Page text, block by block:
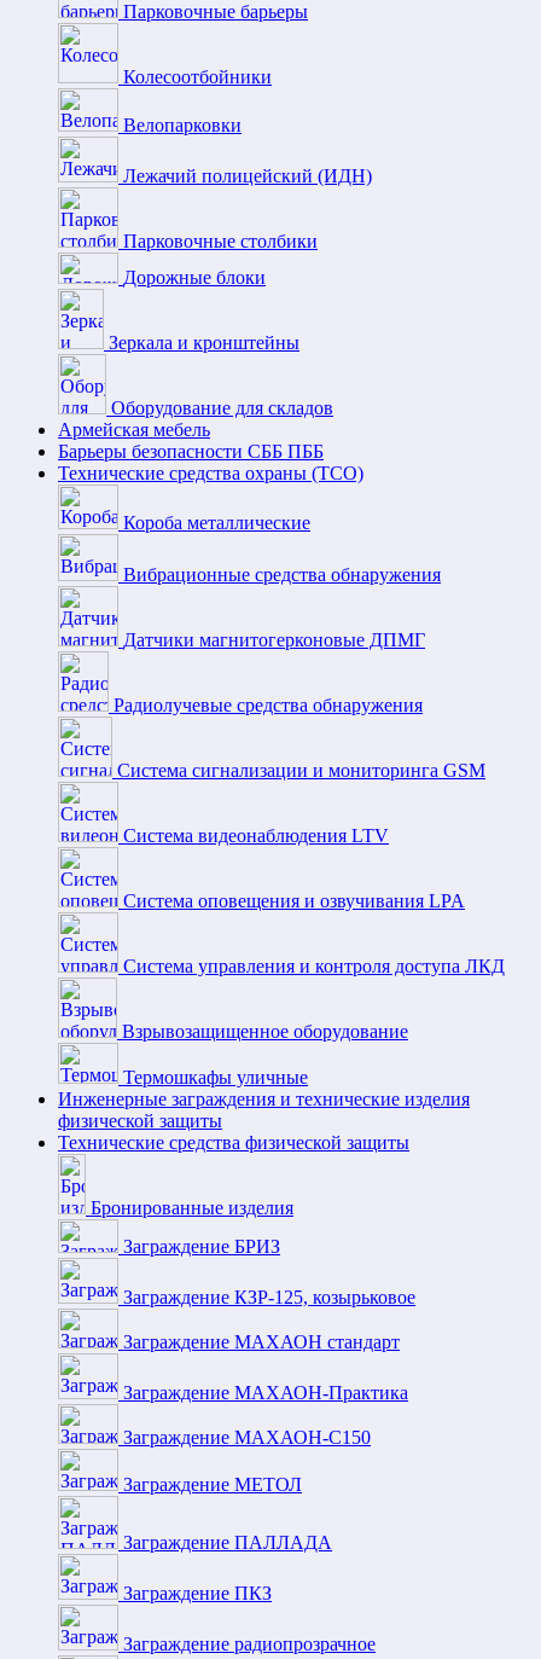
Парковочные барьеры
Колесоотбойники
Велопарковки
Лежачий полицейский (ИДН)
Парковочные столбики
Дорожные блоки
Зеркала и кронштейны
Оборудование для складов
Армейская мебель
Барьеры безопасности СББ ПББ
Технические средства охраны (ТСО)
Короба металлические
Вибрационные средства обнаружения
Датчики магнитогерконовые ДПМГ
Радиолучевые средства обнаружения
Система сигнализации и мониторинга GSM
Система видеонаблюдения LTV
Система оповещения и озвучивания LPA
Система управления и контроля доступа ЛКД
Взрывозащищенное оборудование
Термошкафы уличные
Инженерные заграждения и технические изделия
физической защиты
Технические средства физической защиты
Бронированные изделия
Заграждение БРИЗ
Заграждение КЗР-125, козырьковое
Заграждение МАХАОН стандарт
Заграждение МАХАОН-Практика
Заграждение МАХАОН-С150
Заграждение МЕТОЛ
Заграждение ПАЛЛАДА
Заграждение ПКЗ
Заграждение радиопрозрачное